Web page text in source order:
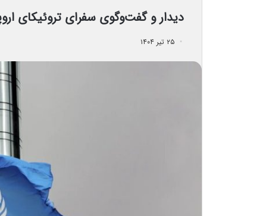
دیدار و گفت‌وگوی سفرای تروئیکای
۲۵ تیر ۱۴۰۴